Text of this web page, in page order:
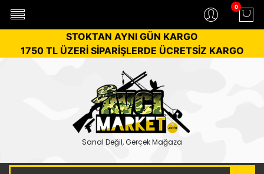
0
STOKTAN AYNI GÜN KARGO
1750 TL ÜZERİ SİPARİŞLERDE ÜCRETSİZ KARGO
Sanal Değil, Gerçek Mağaza